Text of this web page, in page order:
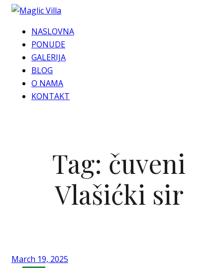
NASLOVNA
PONUDE
GALERIJA
BLOG
O NAMA
KONTAKT
Tag: čuveni
Vlašićki sir
March 19, 2025